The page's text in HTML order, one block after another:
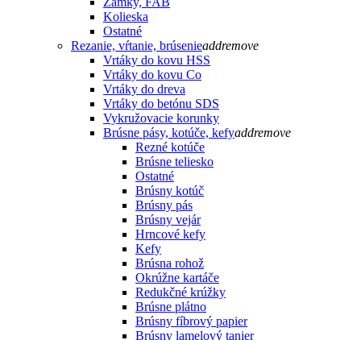
Kolieska
Ostatné
Rezanie, vŕtanie, brúsenieaddremove
Vrtáky do kovu HSS
Vrtáky do kovu Co
Vrtáky do dreva
Vrtáky do betónu SDS
Vykružovacie korunky
Brúsne pásy, kotúče, kefyaddremove
Rezné kotúče
Brúsne teliesko
Ostatné
Brúsny kotúč
Brúsny pás
Brúsny vejár
Hrncové kefy
Kefy
Brúsna rohož
Okrúžne kartáče
Redukčné krúžky
Brúsne plátno
Brúsny fíbrový papier
Brúsny lamelový tanier